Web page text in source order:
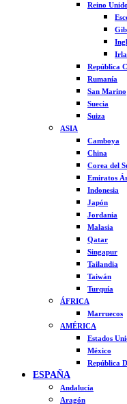
Reino Unido
República
Rumanía
San Marino
Suecia
Suiza
ASIA
Camboya
China
Corea del
Emiratos
Indonesia
Japón
Jordania
Malasia
Qatar
Singapur
Tailandia
Taiwán
Turquía
ÁFRICA
Marruecos
AMÉRICA
Estados
México
República
ESPAÑA
Andalucía
Aragón